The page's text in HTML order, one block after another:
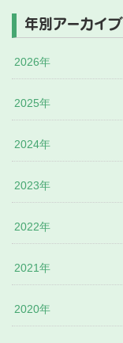
年別アーカイブ
2026年
2025年
2024年
2023年
2022年
2021年
2020年